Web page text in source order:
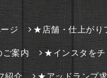
ジ ★店舗・仕上がり
案内 ★インスタをチ